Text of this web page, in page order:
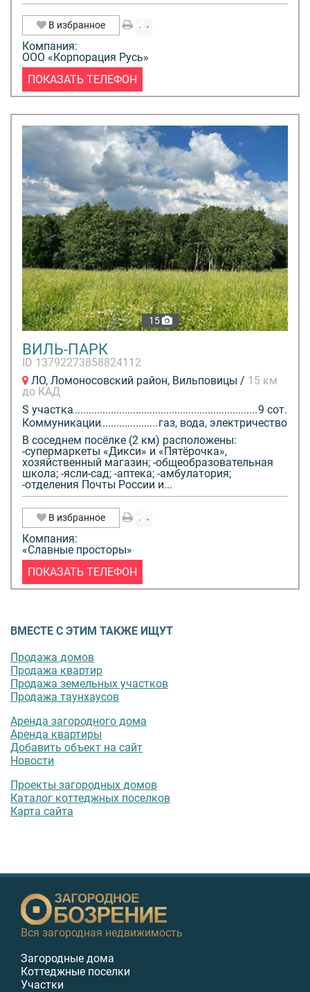
В избранное
Компания:
ООО «Корпорация Русь»
ПОКАЗАТЬ ТЕЛЕФОН
15
ВИЛЬ-ПАРК
ID 13792273858824112
ЛО, Ломоносовский район, Вильповицы / 15 км
до КАД
S участка
9 сот.
Коммуникации
газ, вода, электричество
В соседнем посёлке (2 км) расположены:
-супермаркеты «Дикси» и «Пятёрочка»,
хозяйственный магазин; -общеобразовательная
школа; -ясли-сад; -аптека; -амбулатория;
-отделения Почты России и...
В избранное
Компания:
«Славные просторы»
ПОКАЗАТЬ ТЕЛЕФОН
ВМЕСТЕ С ЭТИМ ТАКЖЕ ИЩУТ
Продажа домов
Продажа квартир
Продажа земельных участков
Продажа таунхаусов
Аренда загородного дома
Аренда квартиры
Добавить объект на сайт
Новости
Проекты загородных домов
Каталог коттеджных поселков
Карта сайта
Вся загородная недвижимость
Загородные дома
Коттеджные поселки
Участки